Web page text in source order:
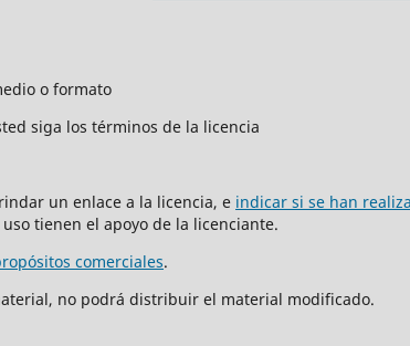
o formato
siga los términos de la licencia
un enlace a la licencia, e indicar si se han
tienen el apoyo de la licenciante.
comerciales.
no podrá distribuir el material modificado.